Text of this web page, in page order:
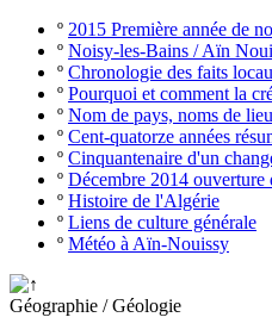
º 2015 Première année de
º Noisy-les-Bains / Aïn
º Chronologie des faits
º Pourquoi et comment la
º Nom de pays, noms de
º Cent-quatorze années
º Cinquantenaire d'un
º Décembre 2014
º Histoire de l'Algérie
º Liens de culture générale
º Météo à Aïn-Nouissy
Géographie / Géologie